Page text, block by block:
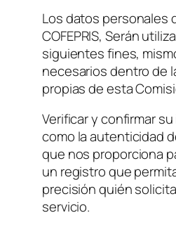
Los datos personales
COFEPRIS, Serán
siguientes fines,
necesarios dentro de
propias de esta
Verificar y confirmar
como la autenticidad
que nos proporciona
un registro que
precisión quién
servicio.